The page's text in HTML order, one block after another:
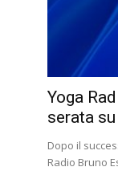
Yoga
serata
Dopo il
Radio Bruno